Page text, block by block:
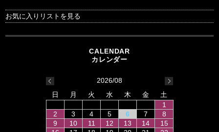
お気に入りリストを見る
2026/08
日
月 火 水 木 金
土
1
2
3 4 5 6 7
8
9
10 11 12 13 14
15